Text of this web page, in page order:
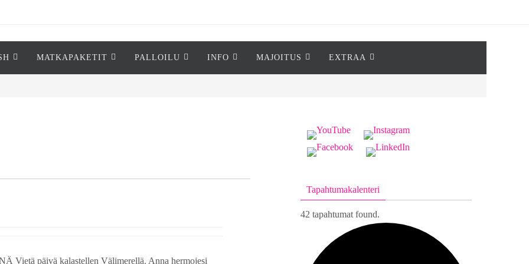
MATKAPAKETIT PALLOILU INFO MAJOITUS EXTRAA
Vietä päivä kalastellen Välimerellä. Anna hermojesi
Tapahtumakalenteri
42 tapahtumat found.